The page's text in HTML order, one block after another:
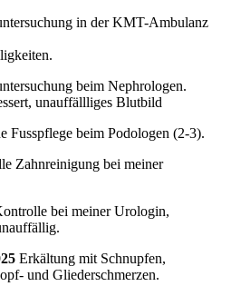
in der KMT-Ambulanz
beim Nephrologen.
unauffällliges Blutbild
Fusspflege beim Podologen (2-3).
Zahnreinigung bei meiner
bei meiner Urologin,
Erkältung mit Schnupfen,
und Gliederschmerzen.